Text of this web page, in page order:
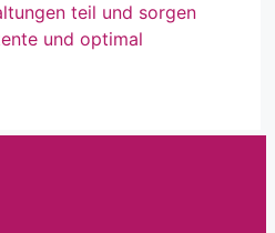
teil und sorgen
und optimal